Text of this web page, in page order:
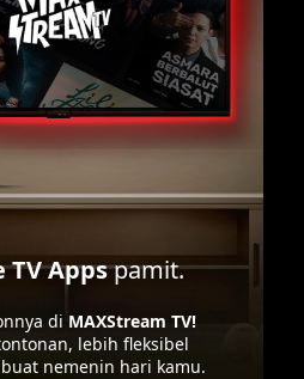
Appspamit.
di MAXStream TV!
lebih fleksibel
nemenin hari kamu.